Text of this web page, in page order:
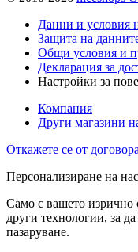
Данни и условия
Защита на
Общи условия и
Декларация за
Настройки за
Компания
Други магазини
Откажете се от
Персонализиране на
Само с вашето изрично
други технологии, за
пазаруване.